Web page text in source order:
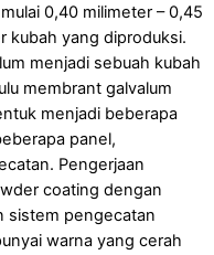
0,40 milimeter – 0,45
kubah yang diproduksi.
menjadi sebuah kubah
membrant galvalum
menjadi beberapa
panel,
Pengerjaan
coating dengan
sistem pengecatan
warna yang cerah